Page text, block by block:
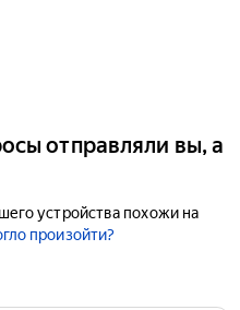
отправляли вы, а
устройства похожи на
произойти?